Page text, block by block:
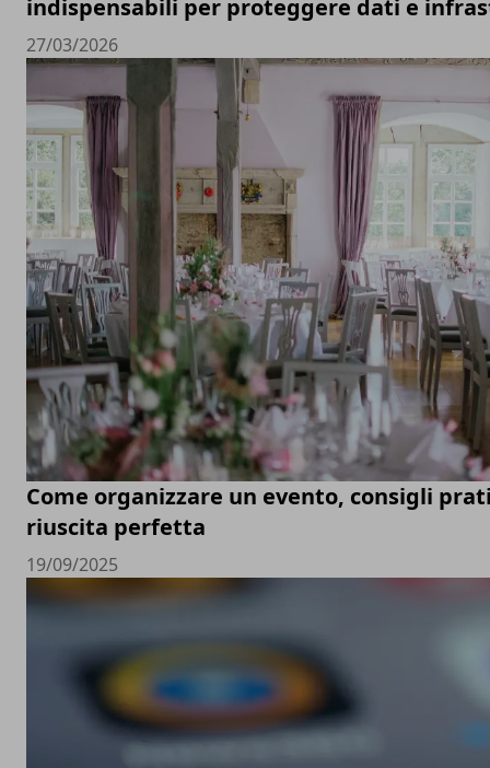
indispensabili per proteggere dati e
27/03/2026
Come organizzare un evento, consigli
riuscita perfetta
19/09/2025